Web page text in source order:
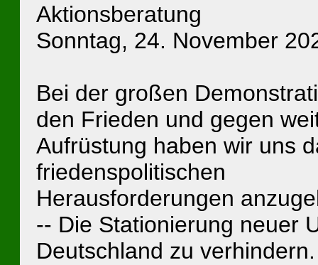
Aktionsberatung
Sonntag, 24. November
Bei der großen
den Frieden und gegen
Aufrüstung haben wir uns
friedenspolitischen
Herausforderungen
-- Die Stationierung neuer
Deutschland zu